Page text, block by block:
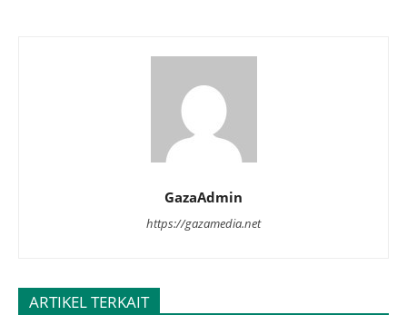
GazaAdmin
https://gazamedia.net
ARTIKEL TERKAIT